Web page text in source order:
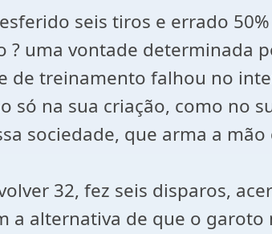
seis tiros e errado
? uma vontade determinada
de treinamento falhou no
só na sua criação, como no
sociedade, que arma a
32, fez seis disparos,
a alternativa de que o